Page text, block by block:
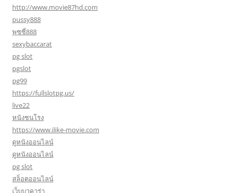
http://www.movie87hd.com
pussy888
พุซซี่888
sexybaccarat
pg slot
pgslot
pg99
https://fullslotpg.us/
live22
หนังชนโรง
https://www.ilike-movie.com
ดูหนังออนไลน์
ดูหนังออนไลน์
pg slot
สล็อตออนไลน์
เว็บบาคาร่า